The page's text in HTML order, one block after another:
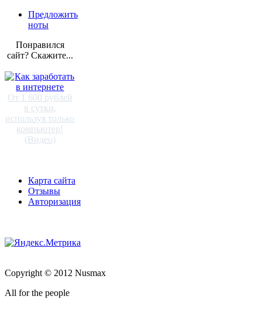
Предложить
ноты
Понравился
сайт? Скажите...
От 1 600 рублей
в сутки,
используя только
компьютер!
(Видео)
Карта сайта
Отзывы
Авторизация
Copyright © 2012 Nusmax
All for the people